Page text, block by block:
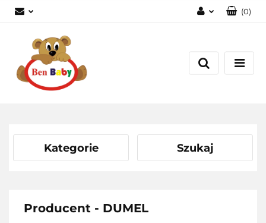
Zarejestruj się
Dodaj zgłoszenie
(0)
Kategorie Szukaj
Producent - DUMEL